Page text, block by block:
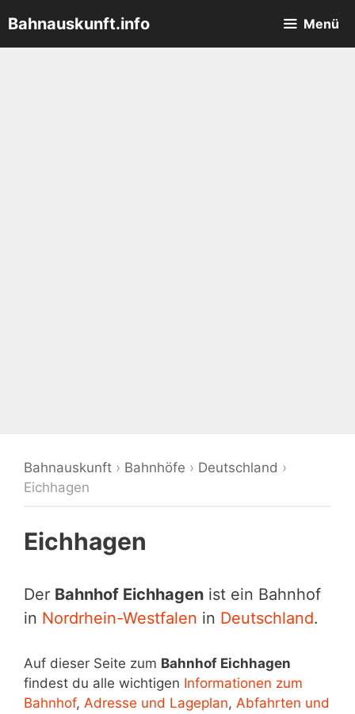
Inhalt
springen
Bahnauskunft.info Menü
Bahnauskunft › Bahnhöfe › Deutschland ›
Eichhagen
Eichhagen
Der Bahnhof Eichhagen ist ein Bahnhof
in Nordrhein-Westfalen in Deutschland.
Auf dieser Seite zum Bahnhof Eichhagen
findest du alle wichtigen Informationen zum
Bahnhof, Adresse und Lageplan, Abfahrten und